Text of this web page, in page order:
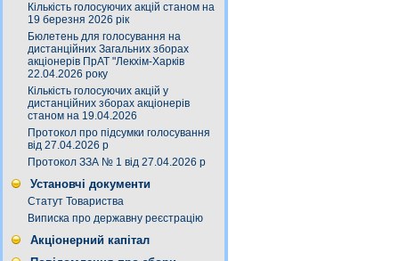
Кількість голосуючих акцій станом на
19 березня 2026 рік
Бюлетень для голосування на
дистанційних Загальних зборах
акціонерів ПрАТ "Лекхім-Харків
22.04.2026 року
Кількість голосуючих акцій у
дистанційних зборах акціонерів
станом на 19.04.2026
Протокол про підсумки голосування
від 27.04.2026 р
Протокол ЗЗА № 1 від 27.04.2026 р
Установчі документи
Статут Товариства
Виписка про державну реєстрацію
Акціонерний капітал